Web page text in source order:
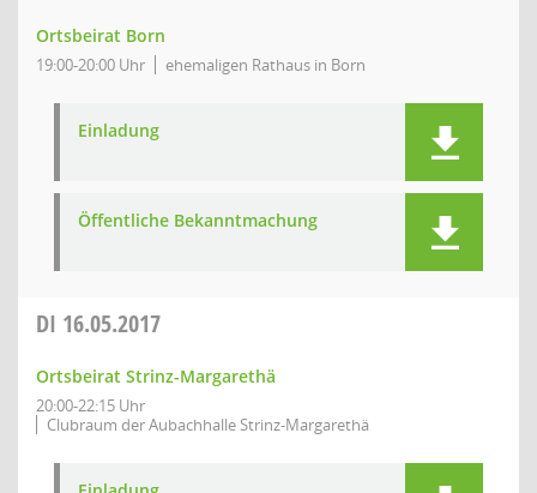
Ortsbeirat Born
19:00-20:00 Uhr ehemaligen Rathaus in Born
Einladung
Öffentliche Bekanntmachung
DI 16.05.2017
Ortsbeirat Strinz-Margarethä
20:00-22:15 Uhr
Clubraum der Aubachhalle Strinz-Margarethä